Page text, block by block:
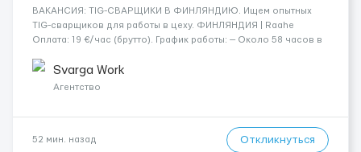
​​ВАКАНСИЯ: TIG-СВАРЩИКИ В ФИНЛЯНДИЮ. Ищем опытных
TIG-сварщиков для работы в цеху. ФИНЛЯНДИЯ | Raahe
Оплата: 19 €/час (брутто). График работы: — Около 58 часов в
переработки. Дата начала: — Как можно скорее....
Svarga Work
Агентство
52 мин. назад Откликнуться